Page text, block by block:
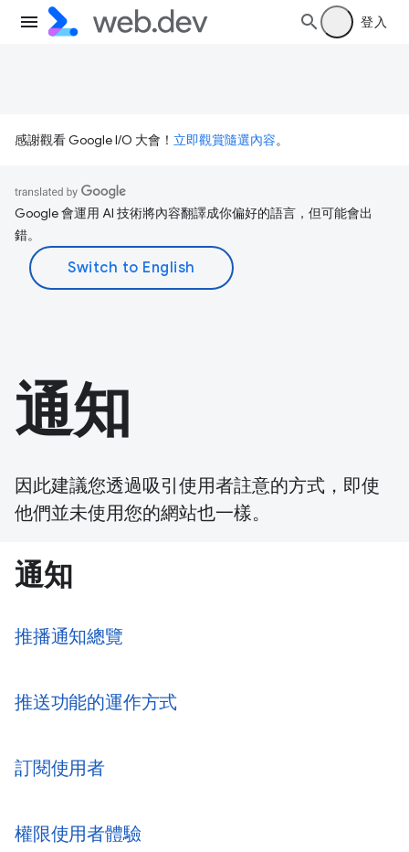
登入
感謝觀看 Google I/O 大會！ 立即觀賞隨選內容。
Google 會運用 AI 技術將內容翻譯成你偏好的語言，但可能會出
錯。
通知
因此建議您透過吸引使用者註意的方式，即使
他們並未使用您的網站也一樣。
通知
推播通知總覽
推送功能的運作方式
訂閱使用者
權限使用者體驗